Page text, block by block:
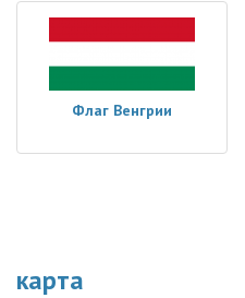
Флаг Венгрии
карта